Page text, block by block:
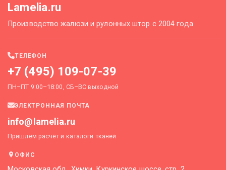
Lamelia.ru
Производство жалюзи и рулонных штор с 2004 года
ТЕЛЕФОН
+7 (495) 109-07-39
ПН–ПТ 9:00–18:00, СБ–ВС выходной
ЭЛЕКТРОННАЯ ПОЧТА
info@lamelia.ru
Пришлём расчёт и каталоги тканей
ОФИС